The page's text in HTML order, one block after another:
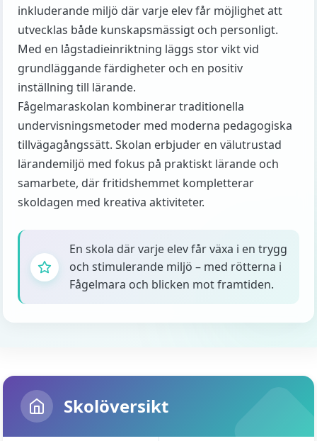
inkluderande miljö där varje elev får möjlighet att
utvecklas både kunskapsmässigt och personligt.
Med en lågstadieinriktning läggs stor vikt vid
grundläggande färdigheter och en positiv
inställning till lärande.
Fågelmaraskolan kombinerar traditionella
undervisningsmetoder med moderna pedagogiska
tillvägagångssätt. Skolan erbjuder en välutrustad
lärandemiljö med fokus på praktiskt lärande och
samarbete, där fritidshemmet kompletterar
skoldagen med kreativa aktiviteter.
En skola där varje elev får växa i en trygg
och stimulerande miljö – med rötterna i
Fågelmara och blicken mot framtiden.
Skolöversikt